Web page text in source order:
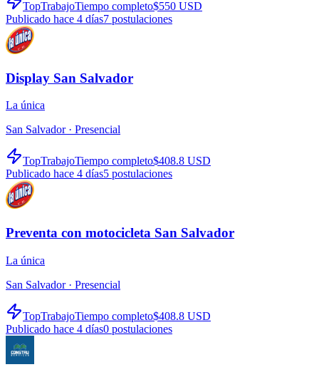
TopTrabajoTiempo completo$550 USD
Publicado hace 4 días7 postulaciones
Display San Salvador
La única
San Salvador · Presencial
TopTrabajoTiempo completo$408.8 USD
Publicado hace 4 días5 postulaciones
Preventa con motocicleta San Salvador
La única
San Salvador · Presencial
TopTrabajoTiempo completo$408.8 USD
Publicado hace 4 días0 postulaciones